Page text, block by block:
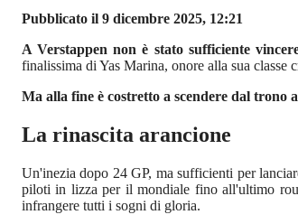
Pubblicato il 9 dicembre 2025, 12:21
A Verstappen non è stato sufficiente
finalissima di Yas Marina, onore alla sua classe
Ma alla fine è costretto a scendere dal trono
La rinascita arancione
Un'inezia dopo 24 GP, ma sufficienti per
piloti in lizza per il mondiale fino all'ultimo
infrangere tutti i sogni di gloria.